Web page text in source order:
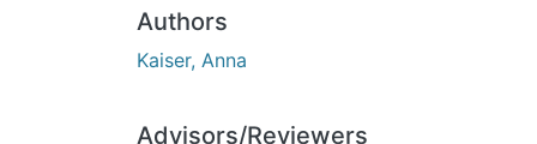
Authors
Kaiser, Anna
Advisors/Reviewers